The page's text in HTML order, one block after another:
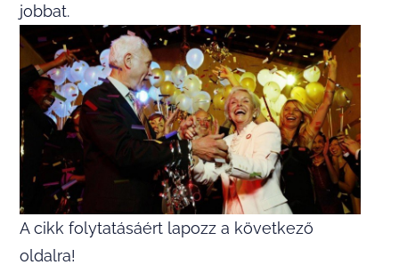
jobbat.
A cikk folytatásáért lapozz a következő
oldalra!